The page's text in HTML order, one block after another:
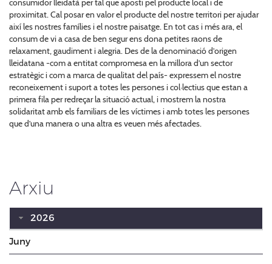
consumidor lleidatà per tal que aposti pel producte local i de
proximitat. Cal posar en valor el producte del nostre territori per ajudar
així les nostres famílies i el nostre paisatge. En tot cas i més ara, el
consum de vi a casa de ben segur ens dona petites raons de
relaxament, gaudiment i alegria. Des de la denominació d’origen
lleidatana -com a entitat compromesa en la millora d’un sector
estratègic i com a marca de qualitat del país- expressem el nostre
reconeixement i suport a totes les persones i col·lectius que estan a
primera fila per redreçar la situació actual, i mostrem la nostra
solidaritat amb els familiars de les víctimes i amb totes les persones
que d’una manera o una altra es veuen més afectades.
Arxiu
2026
Juny